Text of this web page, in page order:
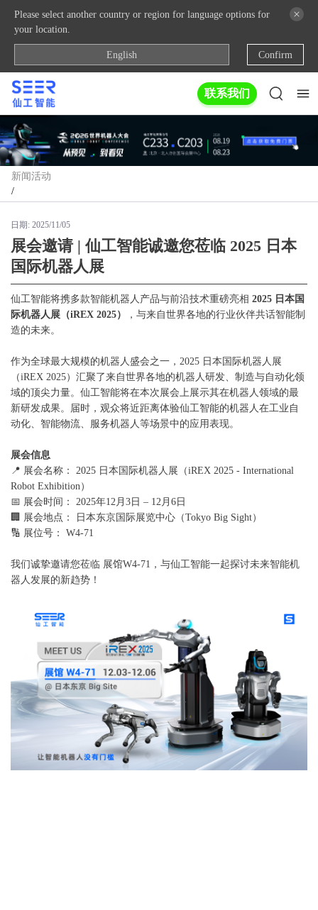
Please select another country or region for language options for
your location.
English Confirm
联系我们
新闻活动
/
日期: 2025/11/05
展会邀请 | 仙工智能诚邀您莅临 2025 日本
国际机器人展
仙工智能将携多款智能机器人产品与前沿技术重磅亮相 2025 日本国
际机器人展（iREX 2025）
，与来自世界各地的行业伙伴共话智能制
造的未来。
作为全球最大规模的机器人盛会之一，2025 日本国际机器人展
（iREX 2025）汇聚了来自世界各地的机器人研发、制造与自动化领
域的顶尖力量。仙工智能将在本次展会上展示其在机器人领域的最
新研发成果。届时，观众将近距离体验仙工智能的机器人在工业自
动化、智能物流、服务机器人等场景中的应用表现。
展会信息
📍 展会名称： 2025 日本国际机器人展（iREX 2025 - International
Robot Exhibition）
📅 展会时间： 2025年12月3日 – 12月6日
🏢 展会地点： 日本东京国际展览中心（Tokyo Big Sight）
🔢 展位号： W4-71
我们诚挚邀请您莅临 展馆W4-71，与仙工智能一起探讨未来智能机
器人发展的新趋势！